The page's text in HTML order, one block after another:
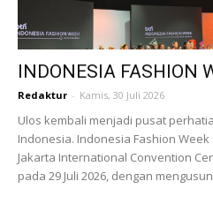
INDONESIA FASHION
Redaktur - Kamis, 30 Juli 2026
Ulos kembali menjadi pusat
Indonesia. Indonesia Fashion Week
Jakarta International Convention
pada 29 Juli 2026, dengan